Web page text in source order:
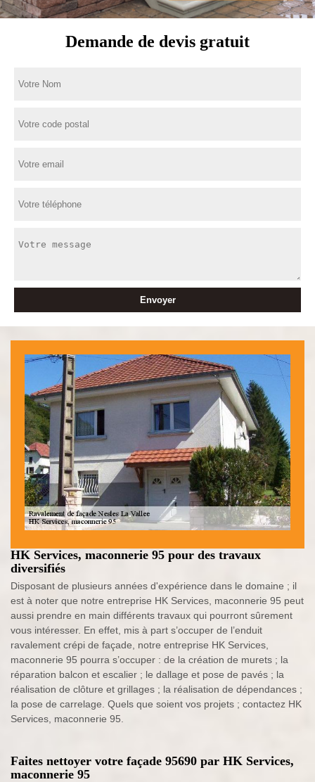
Demande de devis gratuit
HK Services, maconnerie 95 pour des travaux
diversifiés
Disposant de plusieurs années d'expérience dans le domaine ; il
est à noter que notre entreprise HK Services, maconnerie 95 peut
aussi prendre en main différents travaux qui pourront sûrement
vous intéresser. En effet, mis à part s’occuper de l’enduit
ravalement crépi de façade, notre entreprise HK Services,
maconnerie 95 pourra s’occuper : de la création de murets ; la
réparation balcon et escalier ; le dallage et pose de pavés ; la
réalisation de clôture et grillages ; la réalisation de dépendances ;
la pose de carrelage. Quels que soient vos projets ; contactez HK
Services, maconnerie 95.
Faites nettoyer votre façade 95690 par HK Services,
maconnerie 95